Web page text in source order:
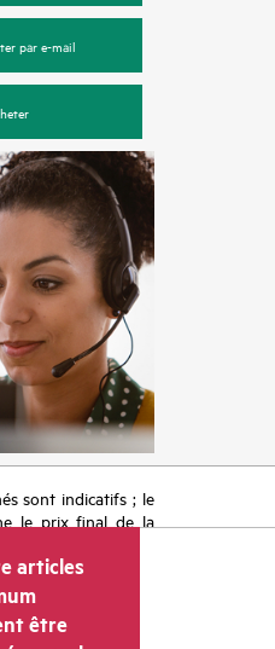
par e-mail
sont indicatifs ; le
le prix final de la
taxes sur la vente
Le prix de la
par le revendeur
à d’autres
articles
être